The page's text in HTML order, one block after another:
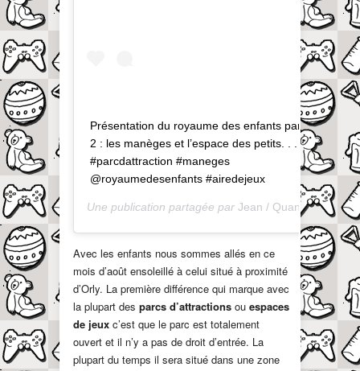
Présentation du royaume des enfants partie
2 : les manèges et l’espace des petits. . . .
#parcdattraction #maneges
@royaumedesenfants #airedejeux
Une publication partagée par Jean / QuandOnEstPapa
Avec les enfants nous sommes allés en ce
mois d’août ensoleillé à celui situé à proximité
d’Orly. La première différence qui marque avec
la plupart des parcs d’attractions ou espaces
de jeux c’est que le parc est totalement
ouvert et il n’y a pas de droit d’entrée. La
plupart du temps il sera situé dans une zone